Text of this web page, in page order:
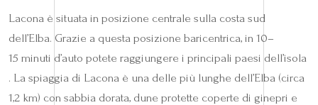
Lacona è situata in posizione centrale sulla costa sud
dell’Elba. Grazie a questa posizione baricentrica, in 10–
15 minuti d’auto potete raggiungere i principali paesi dell’isola
. La spiaggia di Lacona è una delle più lunghe dell’Elba (circa
1,2 km) con sabbia dorata, dune protette coperte di ginepri e